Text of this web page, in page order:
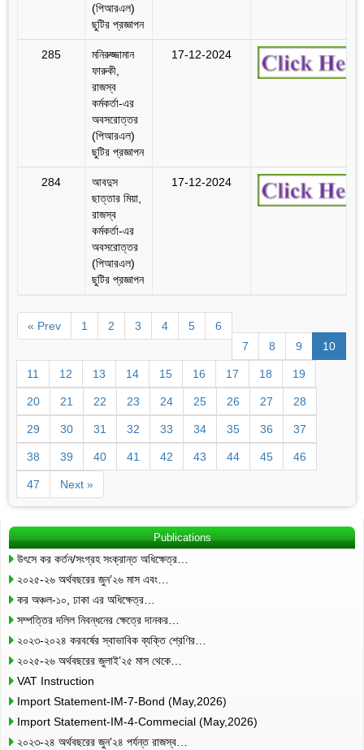
(পিআরএল)
ছুটির প্রজ্ঞাপন
285
মনিরুজ্জামান
ফারুকী,
রাজস্ব
কর্মকর্তা-এর
অবসরোত্তর
(পিআরএল)
ছুটির প্রজ্ঞাপন
17-12-2024
284
আবদুস
ছাত্তার মিয়া,
রাজস্ব
কর্মকর্তা-এর
অবসরোত্তর
(পিআরএল)
ছুটির প্রজ্ঞাপন
17-12-2024
« Prev 1 2 3 4 5
6
7
8 9 10
11 12 13 14 15 16 17 18 19
20 21 22 23 24 25 26 27 28
29 30 31 32 33 34 35 36 37
38 39 40 41 42 43 44 45 46
47 Next »
Publications
উৎসে কর কর্তন/সংগ্রহ সংক্রান্ত অধিক্ষেত্র…
২০২৫-২৬ অর্থবছরের জুন’২৬ মাস এবং…
কর অঞ্চল-১০, ঢাকা এর অধিক্ষেত্র…
সম্পত্তির দলিল নিবন্ধনের ক্ষেত্রে দানকর…
২০২৩-২০২৪ করবর্ষের স্বাভাবিক ব্যক্তি শ্রেণির…
২০২৫-২৬ অর্থবছরের জুলাই’২৫ মাস থেকে…
VAT Instruction
Import Statement-IM-7-Bond (May,2026)
Import Statement-IM-4-Commecial (May,2026)
২০২৩-২৪ অর্থবছরের জুন’২৪ পর্যন্ত রাজস্ব…